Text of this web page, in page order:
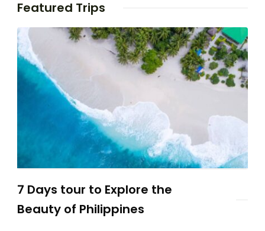
Featured Trips
7 Days tour to Explore the
Beauty of Philippines